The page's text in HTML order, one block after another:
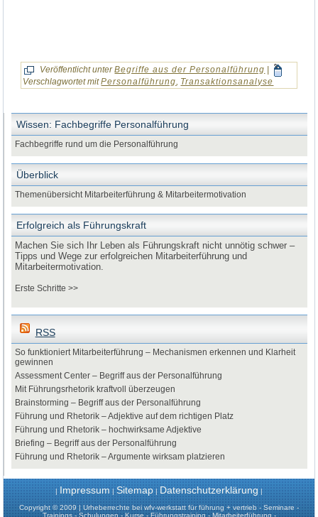
Veröffentlicht unter Begriffe aus der Personalführung
Verschlagwortet mit Personalführung, Transaktionsanalyse
Wissen: Fachbegriffe Personalführung
Fachbegriffe rund um die Personalführung
Überblick
Themenübersicht Mitarbeiterführung & Mitarbeitermotivation
Erfolgreich als Führungskraft
Machen Sie sich Ihr Leben als Führungskraft nicht unnötig schwer –
Tipps und Wege zur erfolgreichen Mitarbeiterführung und
Mitarbeitermotivation.
Erste Schritte >>
RSS
So funktioniert Mitarbeiterführung – Mechanismen erkennen und Klarheit
gewinnen
Assessment Center – Begriff aus der Personalführung
Mit Führungsrhetorik kraftvoll überzeugen
Brainstorming – Begriff aus der Personalführung
Führung und Rhetorik – Adjektive auf dem richtigen Platz
Führung und Rhetorik – hochwirksame Adjektive
Briefing – Begriff aus der Personalführung
Führung und Rhetorik – Argumente wirksam platzieren
Impressum Sitemap Datenschutzerklärung
Copyright © 2009 | Urheberrechte bei wfv-werkstatt für führung + vertrieb - Seminare -